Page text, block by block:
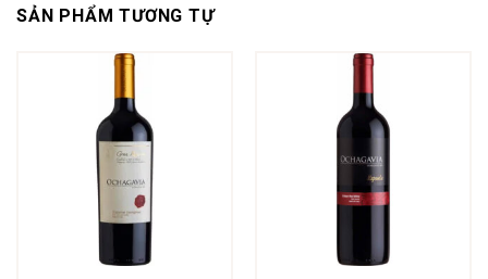
SẢN PHẨM TƯƠNG TỰ